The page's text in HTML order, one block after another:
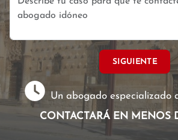
SIGUIENTE
Un abogado especializado
CONTACTARÁ EN MENOS